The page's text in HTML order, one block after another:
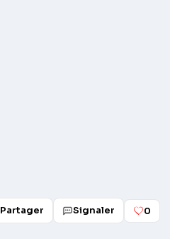
Partager Signaler 0